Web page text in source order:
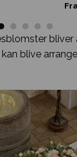
Fra
bliver
blive